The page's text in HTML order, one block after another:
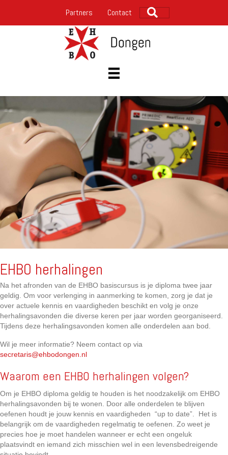
Partners Contact
EHBO herhalingen
Na het afronden van de EHBO basiscursus is je diploma twee jaar
geldig. Om voor verlenging in aanmerking te komen, zorg je dat je
over actuele kennis en vaardigheden beschikt en volg je onze
herhalingsavonden die diverse keren per jaar worden georganiseerd.
Tijdens deze herhalingsavonden komen alle onderdelen aan bod.
Wil je meer informatie? Neem contact op via
secretaris@ehbodongen.nl
Waarom een EHBO herhalingen volgen?
Om je EHBO diploma geldig te houden is het noodzakelijk om EHBO
herhalingsavonden bij te wonen. Door alle onderdelen te blijven
oefenen houdt je jouw kennis en vaardigheden “up to date”. Het is
belangrijk om de vaardigheden regelmatig te oefenen. Zo weet je
precies hoe je moet handelen wanneer er echt een ongeluk
plaatsvindt en iemand zich misschien wel in een levensbedreigende